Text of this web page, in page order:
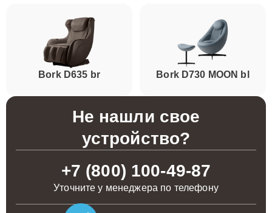
Bork D635 br Bork D730 MOON bl
Не нашли свое
устройство?
+7 (800) 100-49-87
Уточните у менеджера по телефону